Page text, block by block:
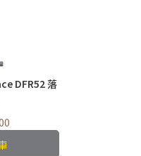
DFR52 落